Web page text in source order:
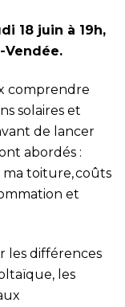
18 juin à 19h,
Vendée.
comprendre
solaires et
de lancer
abordés :
toiture, coûts
et
les différences
les